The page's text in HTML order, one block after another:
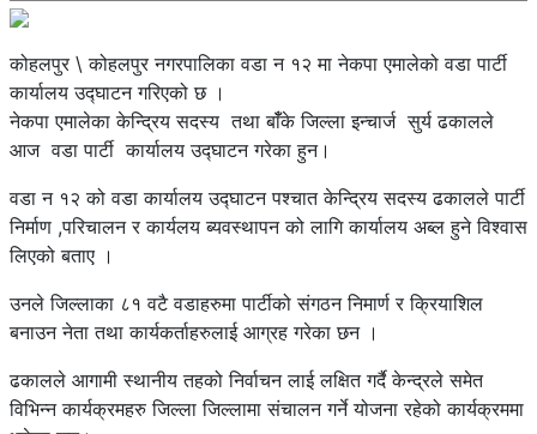
कोहलपुर \ कोहलपुर नगरपालिका वडा न १२ मा नेकपा एमालेको वडा पार्टी
कार्यालय उद्घाटन गरिएको छ ।
नेकपा एमालेका केन्द्रिय सदस्य तथा बाँँके जिल्ला इन्चार्ज सुर्य ढकालले
आज वडा पार्टी कार्यालय उद्घाटन गरेका हुन।
वडा न १२ को वडा कार्यालय उद्घाटन पश्चात केन्द्रिय सदस्य ढकालले पार्टी
निर्माण ,परिचालन र कार्यलय ब्यवस्थापन को लागि कार्यालय अब्ल हुने विश्वास
लिएको बताए ।
उनले जिल्लाका ८१ वटै वडाहरुमा पार्टीको संगठन निमार्ण र क्रियाशिल
बनाउन नेता तथा कार्यकर्ताहरुलाई आग्रह गरेका छन ।
ढकालले आगामी स्थानीय तहको निर्वाचन लाई लक्षित गर्दै केन्द्रले समेत
विभिन्न कार्यक्रमहरु जिल्ला जिल्लामा संचालन गर्ने योजना रहेको कार्यक्रममा